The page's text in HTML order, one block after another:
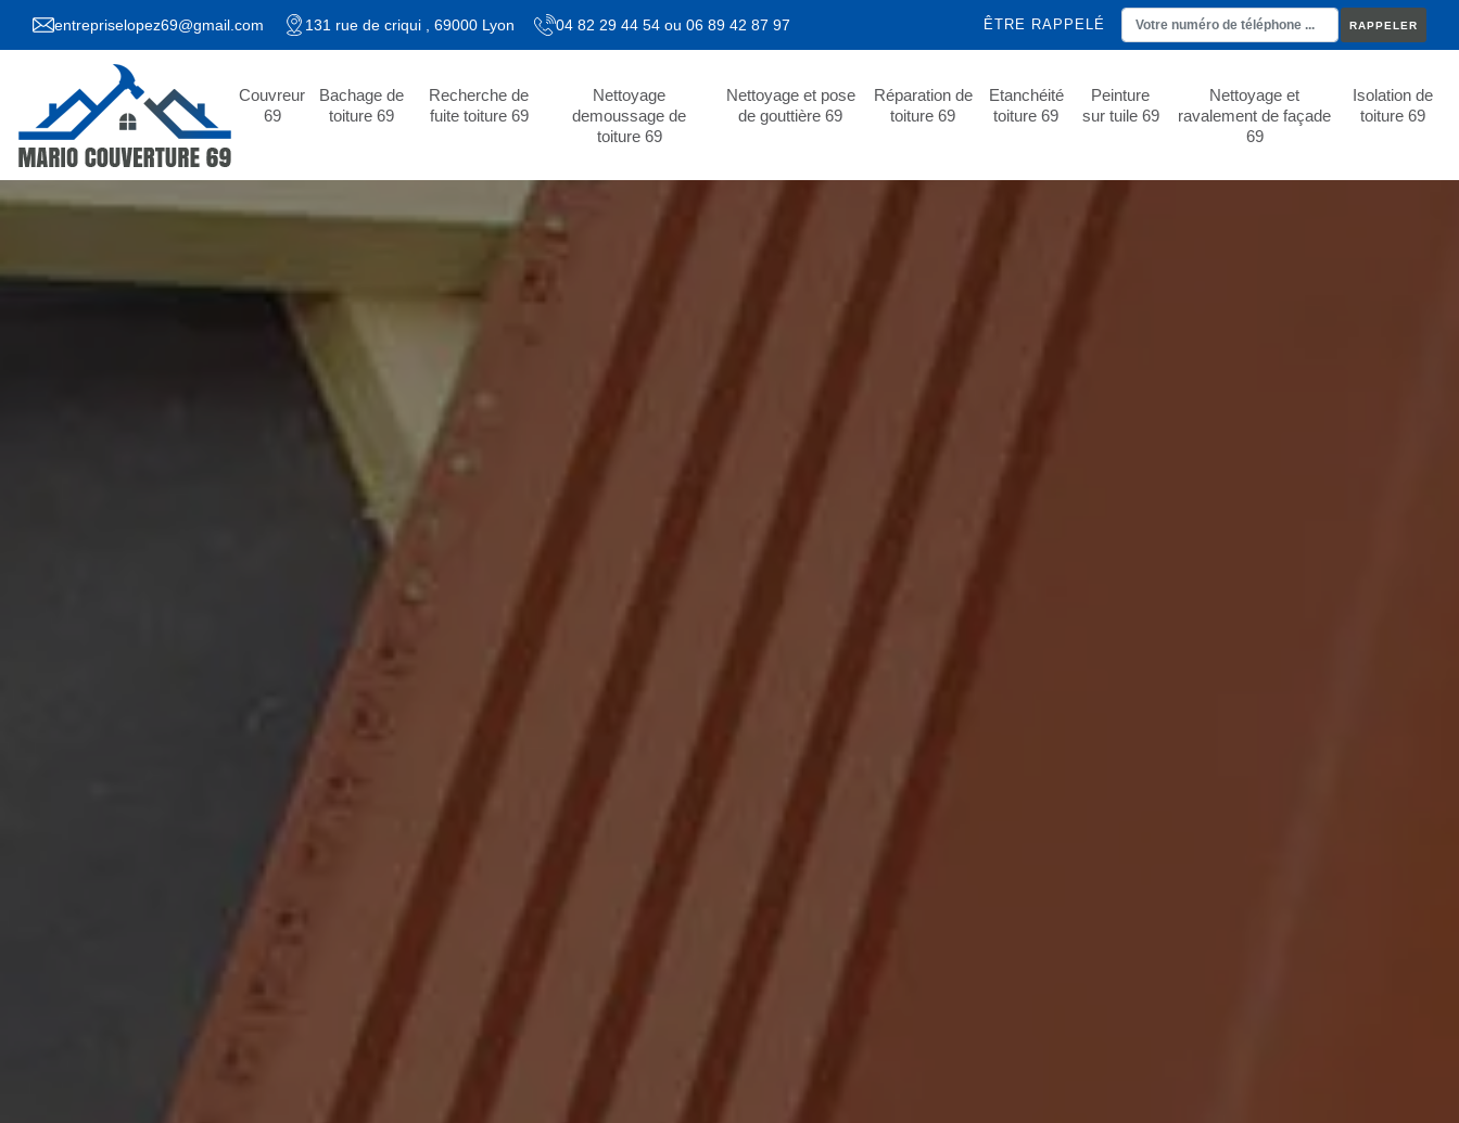
entrepriselopez69@gmail.com 131 rue de criqui , 69000 Lyon 04 82 29 44 54 ou 06 89 42 87 97 ÊTRE RAPPELÉ
Couvreur
69
Bachage de
toiture 69
Recherche de
fuite toiture 69
Nettoyage
demoussage de
toiture 69
Nettoyage et pose
de gouttière 69
Réparation de
toiture 69
Etanchéité
toiture 69
Peinture
sur tuile 69
Nettoyage et
ravalement de façade
69
Isolation de
toiture 69